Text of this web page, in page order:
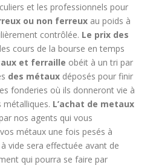
et les professionnels pour
ou non ferreux au poids à
contrôlée. Le prix des
cours de la bourse en temps
et ferraille obéit à un tri par
des métaux déposés pour finir
fonderies où ils donneront vie à
métalliques. L’achat de metaux
nos agents qui vous
métaux une fois pesés à
vide sera effectuée avant de
qui pourra se faire par